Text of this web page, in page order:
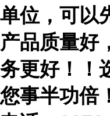
单位，可以
产品质量好
务更好！！
您事半功倍